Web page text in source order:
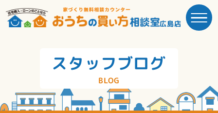
広島店
スタッフブログ
BLOG